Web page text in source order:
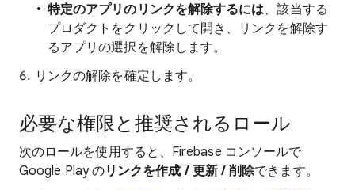
特定のアプリのリンクを解除するには、該当する
プロダクトをクリックして開き、リンクを解除す
るアプリの選択を解除します。
リンクの解除を確定します。
必要な権限と推奨されるロール
次のロールを使用すると、Firebase コンソールで
Google Play のリンクを作成 / 更新 / 削除できます。